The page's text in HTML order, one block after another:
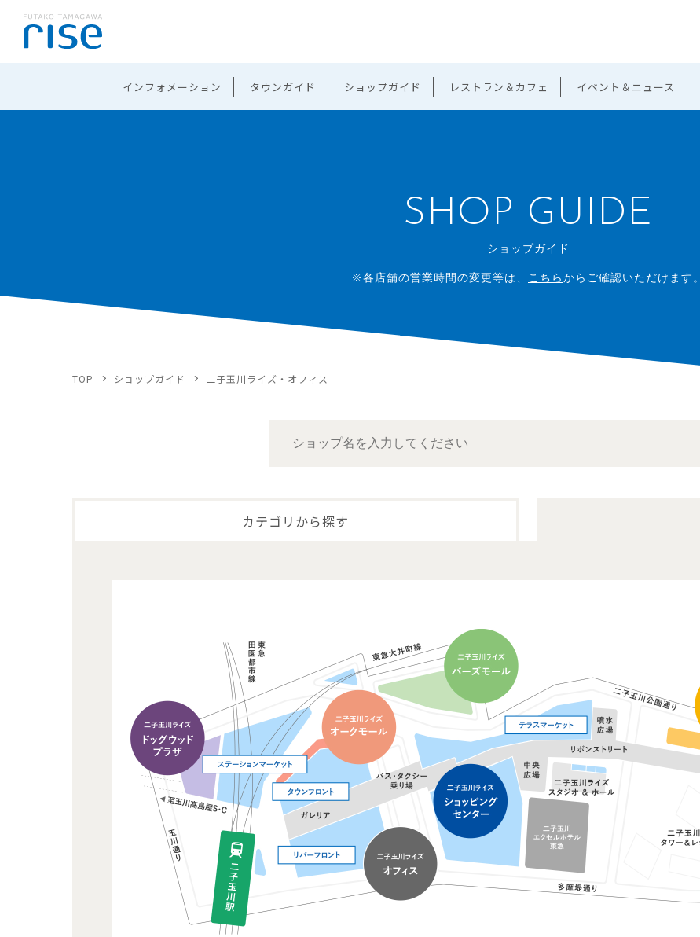
インフォメーション タウンガイド ショップガイド レストラン＆カフェ イベント＆ニュース
SHOP GUIDE
ショップガイド
※各店舗の営業時間の変更等は、 こちら からご確認いただけます。
TOP ショップガイド 二子玉川ライズ・オフィス
カテゴリから探す